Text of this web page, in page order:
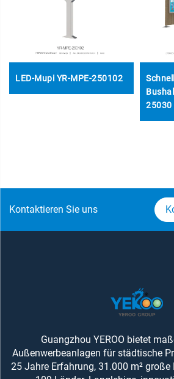
LED-Mupi YR-MPE-250102
25030
Kontaktieren Sie uns
Guangzhou YEROO bietet
Außenwerbeanlagen für städtische
25 Jahre Erfahrung, 31.000 m² große